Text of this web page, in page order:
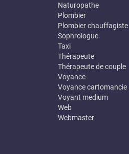
Naturopathe
Plombier
Plombier chauffagiste
Sophrologue
Taxi
Thérapeute
Thérapeute de couple
Voyance
Voyance cartomancie
Voyant medium
Web
Webmaster